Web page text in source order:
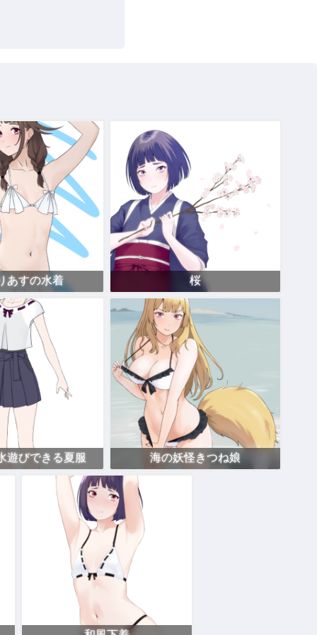
あすの水着 桜
遊びできる夏服 海の妖怪きつね娘